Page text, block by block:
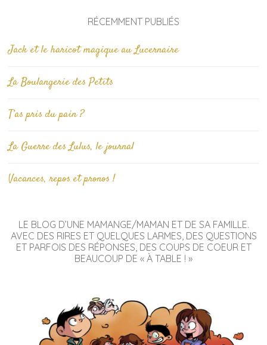
RÉCEMMENT PUBLIÉS
Jack et le haricot magique au Lucernaire
La Boulangerie des Petits
T’as pris du pain ?
La Guerre des Lulus, le journal
Vacances, repos et pronos !
LE BLOG D’UNE MAMANGE/MAMAN ET DE SA FAMILLE.
AVEC DES RIRES ET QUELQUES LARMES, DES QUESTIONS
ET PARFOIS DES RÉPONSES, DES COUPS DE COEUR ET
BEAUCOUP DE « À TABLE ! »